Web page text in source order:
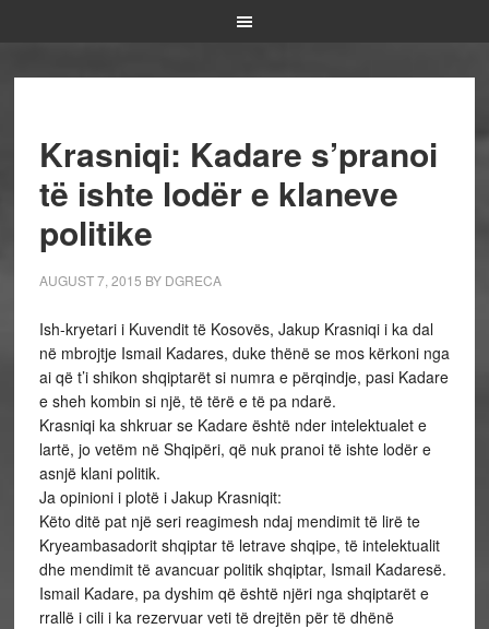
Krasniqi: Kadare s’pranoi
të ishte lodër e klaneve
politike
AUGUST 7, 2015 BY DGRECA
Ish-kryetari i Kuvendit të Kosovës, Jakup Krasniqi i ka dal
në mbrojtje Ismail Kadares, duke thënë se mos kërkoni nga
ai që t’i shikon shqiptarët si numra e përqindje, pasi Kadare
e sheh kombin si një, të tërë e të pa ndarë.
Krasniqi ka shkruar se Kadare është nder intelektualet e
lartë, jo vetëm në Shqipëri, që nuk pranoi të ishte lodër e
asnjë klani politik.
Ja opinioni i plotë i Jakup Krasniqit:
Këto ditë pat një seri reagimesh ndaj mendimit të lirë te
Kryeambasadorit shqiptar të letrave shqipe, të intelektualit
dhe mendimit të avancuar politik shqiptar, Ismail Kadaresë.
Ismail Kadare, pa dyshim që është njëri nga shqiptarët e
rrallë i cili i ka rezervuar veti të drejtën për të dhënë